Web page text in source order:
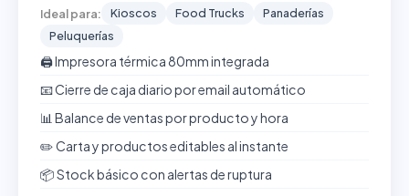
Ideal para: Kioscos Food Trucks
Panaderías
Peluquerías
🖨️ Impresora térmica 80mm integrada
📧 Cierre de caja diario por email automático
📊 Balance de ventas por producto y hora
✏️ Carta y productos editables al instante
📦 Stock básico con alertas de ruptura